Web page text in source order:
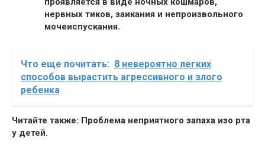
нервных тиков, заикания и непроизвольного
мочеиспускания.
Что еще почитать: 8 невероятно легких
способов вырастить агрессивного и злого
ребенка
Читайте также: Проблема неприятного запаха изо рта
у детей.